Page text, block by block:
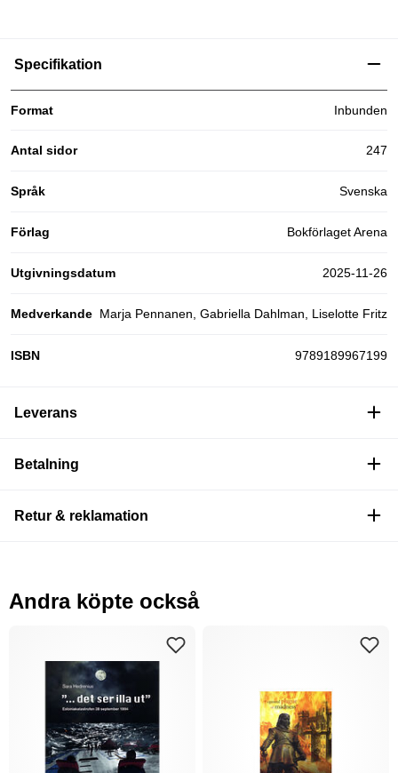
Specifikation
Format Inbunden
Antal sidor 247
Språk Svenska
Förlag Bokförlaget Arena
Utgivningsdatum 2025-11-26
Medverkande Marja Pennanen, Gabriella Dahlman, Liselotte Fritz
ISBN 9789189967199
Leverans
Betalning
Retur & reklamation
Andra köpte också